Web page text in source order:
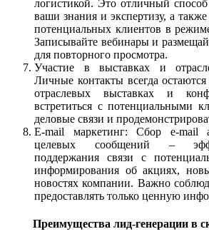
логистикой. Это отличный
ваши знания и экспертизу, а
потенциальных клиентов в
Записывайте вебинары и
для повторного просмотра.
Участие в выставках и
Личные контакты всегда
отраслевых выставках и
встретиться с потенциальными
деловые связи и
E-mail маркетинг: Сбор e-mail
целевых сообщений –
поддержания связи с
информирования об акциях,
новостях компании. Важно
предоставлять только ценную
Преимущества лид-генерации в